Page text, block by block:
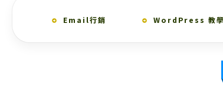
Email行銷 WordPress 教學